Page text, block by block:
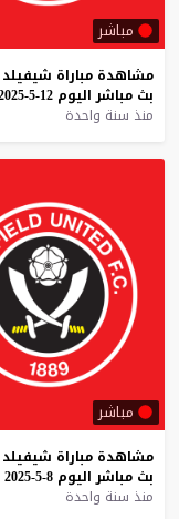
مباشر
مشاهدة مباراة شيفيلد
بث مباشر اليوم 12-5-2025
منذ سنة واحدة
مباشر
مشاهدة مباراة شيفيلد
بث مباشر اليوم 8-5-2025
منذ سنة واحدة